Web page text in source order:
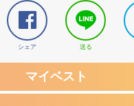
シェア 送る
マイベスト